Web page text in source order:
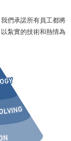
們承諾所有員工都將
紮實的技術和熱情為